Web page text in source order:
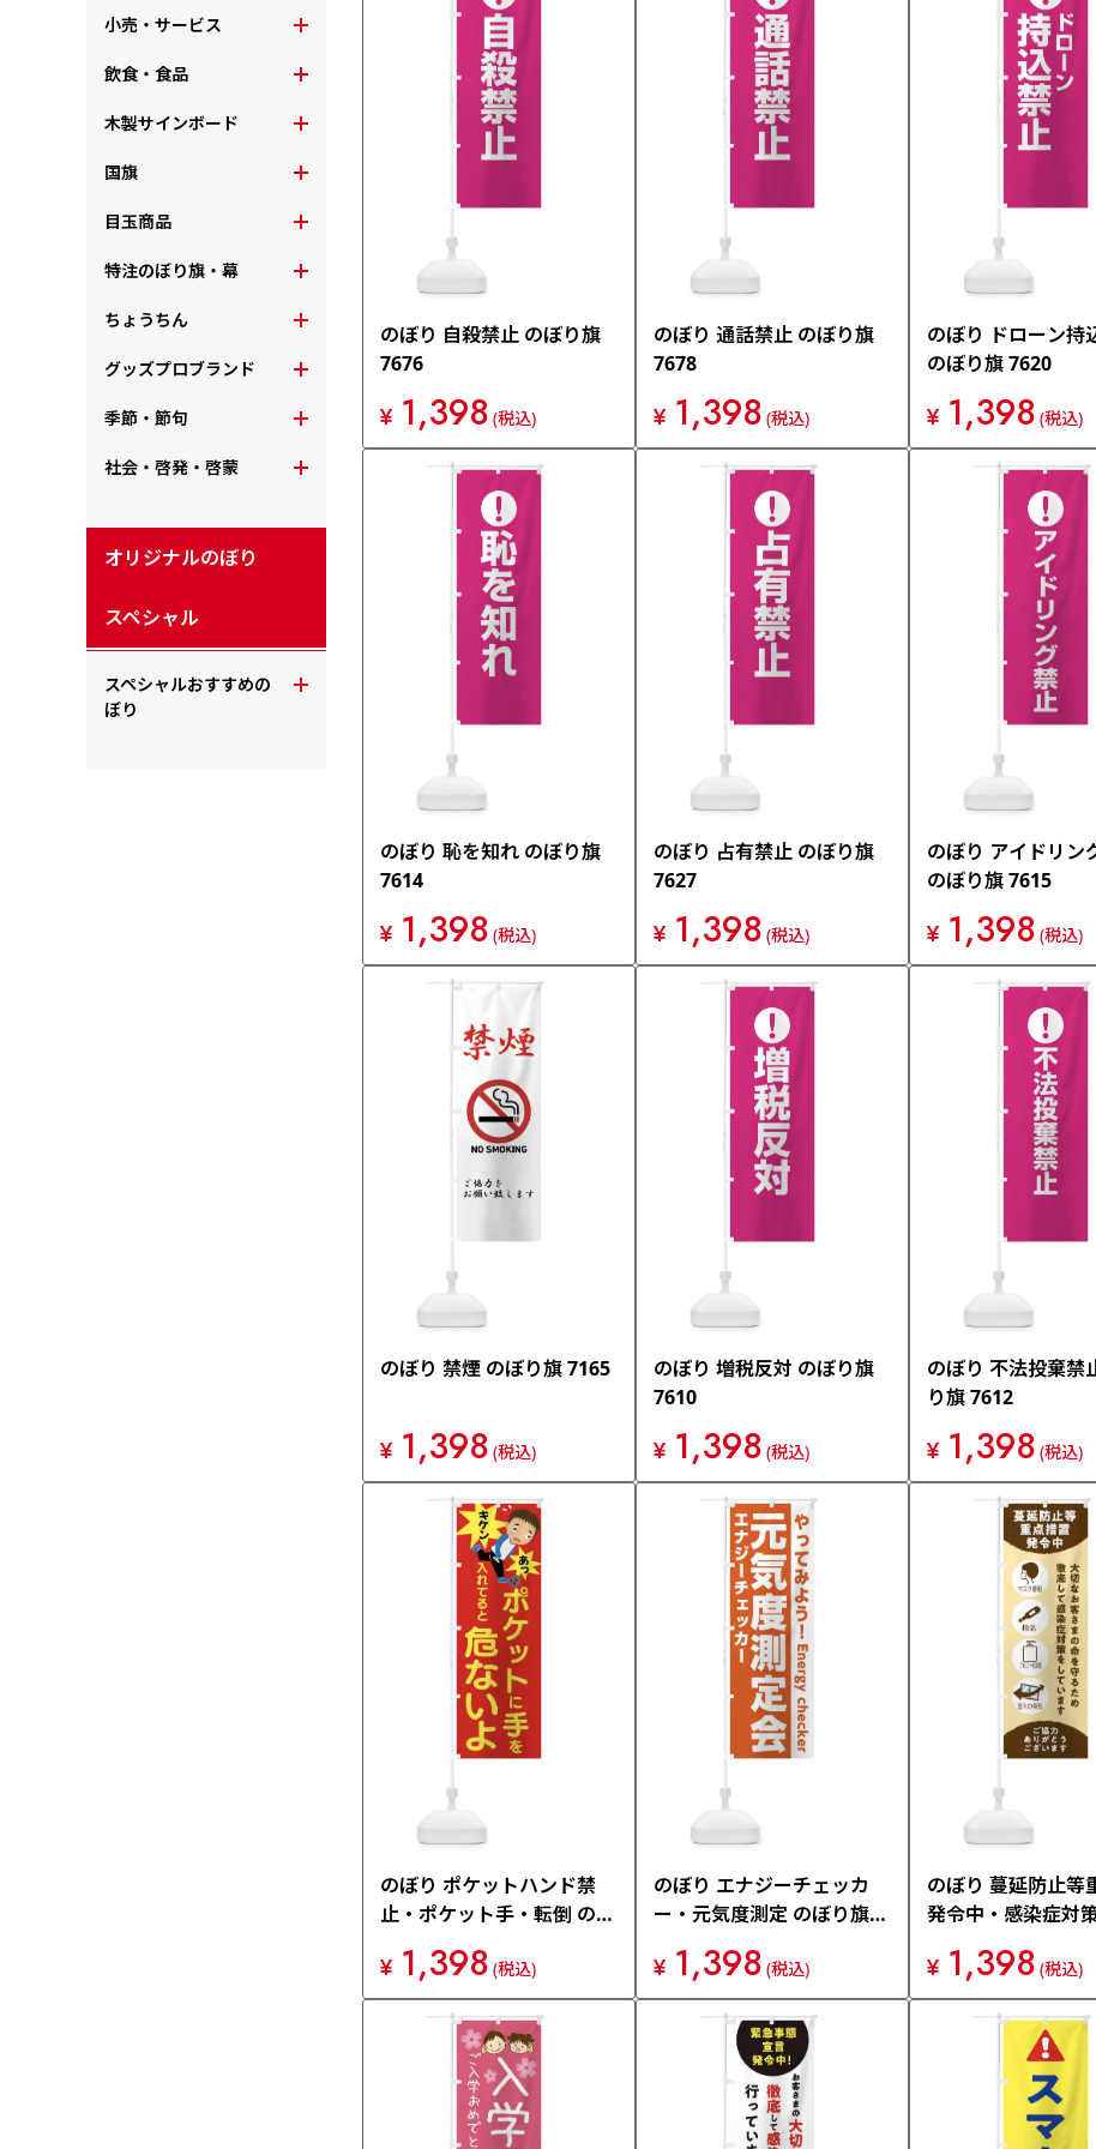
小売・サービス
飲食・食品
木製サインボード
国旗
目玉商品
特注のぼり旗・幕
ちょうちん
グッズプロブランド
季節・節句
社会・啓発・啓蒙
オリジナルのぼり
スペシャル
スペシャルおすすめの
ぼり
のぼり 自殺禁止 のぼり旗
7676
¥ 1,398 (税込)
のぼり 通話禁止 のぼり旗
7678
¥ 1,398 (税込)
のぼり ドローン持
のぼり旗 7620
¥ 1,398 (税込)
のぼり 恥を知れ のぼり旗
7614
¥ 1,398 (税込)
のぼり 占有禁止 のぼり旗
7627
¥ 1,398 (税込)
のぼり アイドリン
のぼり旗 7615
¥ 1,398 (税込)
のぼり 禁煙 のぼり旗 7165
¥ 1,398 (税込)
のぼり 増税反対 のぼり旗
7610
¥ 1,398 (税込)
のぼり 不法投棄禁
り旗 7612
¥ 1,398 (税込)
のぼり ポケットハンド禁
止・ポケット手・転倒 のぼ
¥ 1,398 (税込)
のぼり エナジーチェッカ
ー・元気度測定 のぼり旗
¥ 1,398 (税込)
のぼり 蔓延防止等
発令中・感染症対
¥ 1,398 (税込)